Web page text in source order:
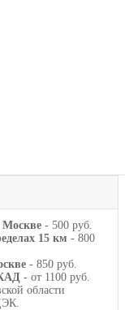
Москве - 500 руб.
15 км - 800
- 850 руб.
- от 1100 руб.
области